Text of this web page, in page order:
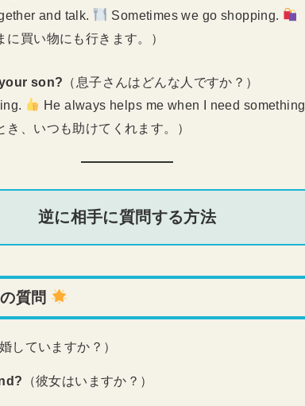
and talk. Sometimes we go shopping.
買い物にも行きます。）
son? （息子さんはどんな人ですか？）
He always helps me when I need
、いつも助けてくれます。）
逆に相手に質問する方法
質問
婚していますか？）
（彼女はいますか？）